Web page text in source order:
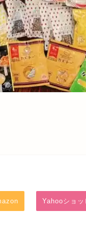
Yahooショッ